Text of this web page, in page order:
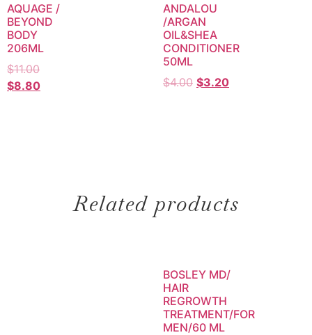
AQUAGE /
BEYOND
BODY
206ML
$11.00
$8.80
ANDALOU
/ARGAN
OIL&SHEA
CONDITIONER
50ML
$4.00 $3.20
Related products
BOSLEY MD/
HAIR
REGROWTH
TREATMENT/FOR
MEN/60 ML